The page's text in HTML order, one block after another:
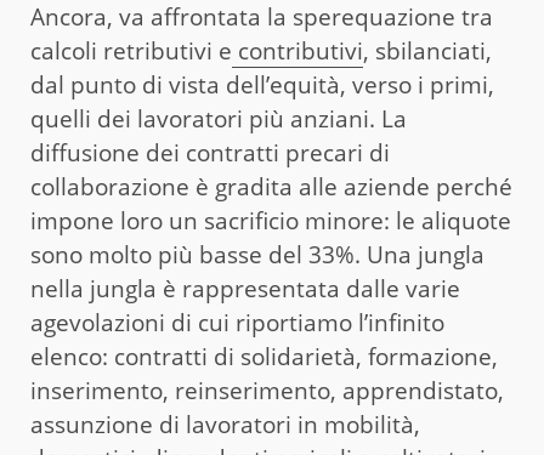
Ancora, va affrontata la sperequazione tra
calcoli retributivi e contributivi, sbilanciati,
dal punto di vista dell’equità, verso i primi,
quelli dei lavoratori più anziani. La
diffusione dei contratti precari di
collaborazione è gradita alle aziende perché
impone loro un sacrificio minore: le aliquote
sono molto più basse del 33%. Una jungla
nella jungla è rappresentata dalle varie
agevolazioni di cui riportiamo l’infinito
elenco: contratti di solidarietà, formazione,
inserimento, reinserimento, apprendistato,
assunzione di lavoratori in mobilità,